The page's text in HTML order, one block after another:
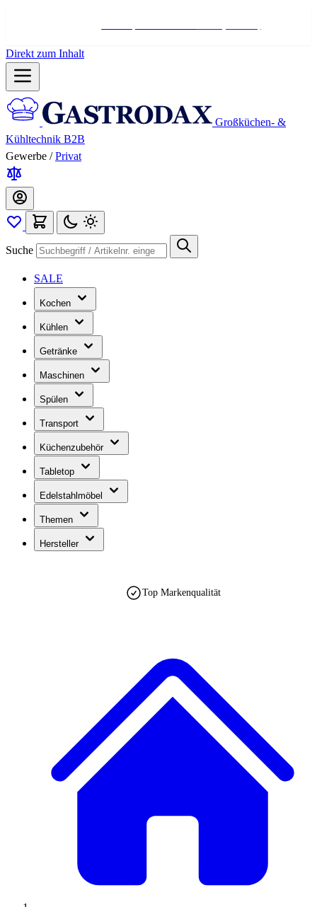
Direkt zum Inhalt
Großküchen- &
Kühltechnik B2B
Gewerbe / Privat
Suche
SALE
Kochen
Kühlen
Getränke
Maschinen
Spülen
Transport
Küchenzubehör
Tabletop
Edelstahlmöbel
Themen
Hersteller
Top Markenqualität